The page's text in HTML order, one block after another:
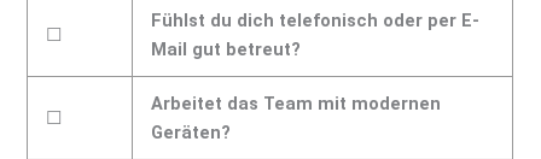
☐
Fühlst du dich telefonisch oder per E-
Mail gut betreut?
☐
Arbeitet das Team mit modernen
Geräten?